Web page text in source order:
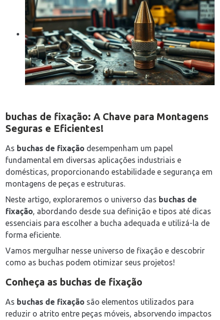
buchas de fixação: A Chave para Montagens
Seguras e Eficientes!
As buchas de fixação desempenham um papel
fundamental em diversas aplicações industriais e
domésticas, proporcionando estabilidade e segurança em
montagens de peças e estruturas.
Neste artigo, exploraremos o universo das buchas de
fixação, abordando desde sua definição e tipos até dicas
essenciais para escolher a bucha adequada e utilizá-la de
forma eficiente.
Vamos mergulhar nesse universo de fixação e descobrir
como as buchas podem otimizar seus projetos!
Conheça as buchas de fixação
As buchas de fixação são elementos utilizados para
reduzir o atrito entre peças móveis, absorvendo impactos